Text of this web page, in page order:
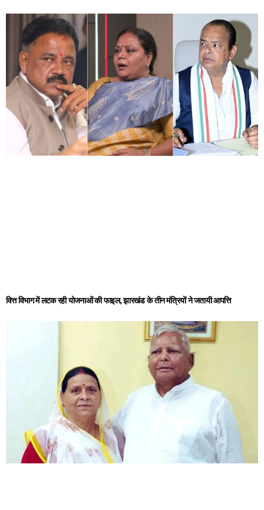
वित्त विभाग में लटक रही योजनाओं की फाइल, झारखंड के तीन मंत्रियों ने जतायी आपत्ति